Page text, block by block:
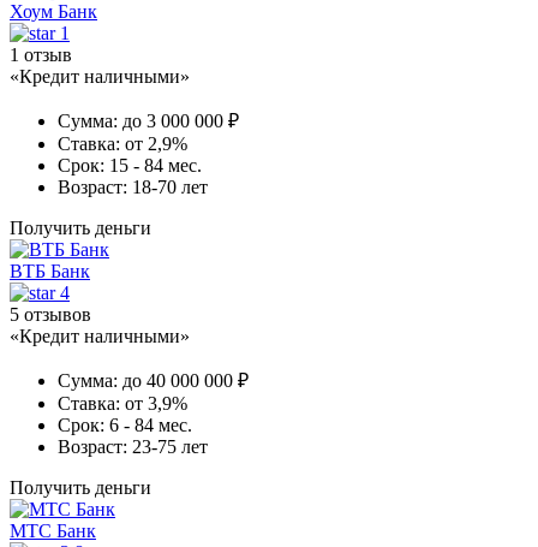
Хоум Банк
1
1 отзыв
«Кредит наличными»
Сумма: до 3 000 000 ₽
Ставка: от 2,9%
Срок: 15 - 84 мес.
Возраст: 18-70 лет
Получить деньги
ВТБ Банк
4
5 отзывов
«Кредит наличными»
Сумма: до 40 000 000 ₽
Ставка: от 3,9%
Срок: 6 - 84 мес.
Возраст: 23-75 лет
Получить деньги
МТС Банк